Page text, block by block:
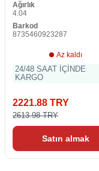
Ağırlık
4.04
Barkod
8735460923287
Az kaldı
24/48 SAAT İÇİNDE
KARGO
2221.88 TRY
2613.98 TRY
Satın almak